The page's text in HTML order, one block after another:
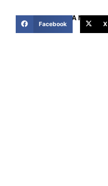
COMPARTIR ESTA NOTICIA
Facebook X